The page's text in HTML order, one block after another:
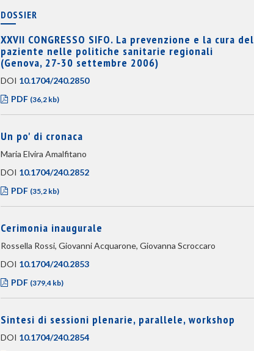
DOSSIER
XXVII CONGRESSO SIFO. La prevenzione e la cura del
paziente nelle politiche sanitarie regionali
(Genova, 27-30 settembre 2006)
DOI 10.1704/240.2850
PDF (36,2 kb)
Un po' di cronaca
Maria Elvira Amalfitano
DOI 10.1704/240.2852
PDF (35,2 kb)
Cerimonia inaugurale
Rossella Rossi, Giovanni Acquarone, Giovanna Scroccaro
DOI 10.1704/240.2853
PDF (379,4 kb)
Sintesi di sessioni plenarie, parallele, workshop
DOI 10.1704/240.2854